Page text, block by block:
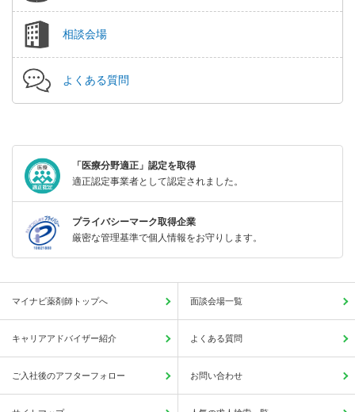
相談会場
よくある質問
「医療分野適正」認定を取得
適正認定事業者として認定されました。
プライバシーマーク取得企業
厳密な管理基準で個人情報をお守りします。
マイナビ薬剤師トップへ 面談会場一覧
キャリアアドバイザー紹介 よくある質問
ご入社後のアフターフォロー お問い合わせ